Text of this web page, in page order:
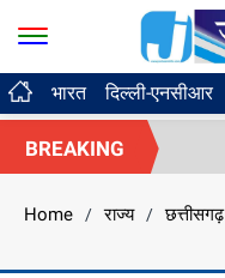
भारत दिल्ली-एनसीआर
BREAKING
Home / राज्य / छत्तीसगढ़